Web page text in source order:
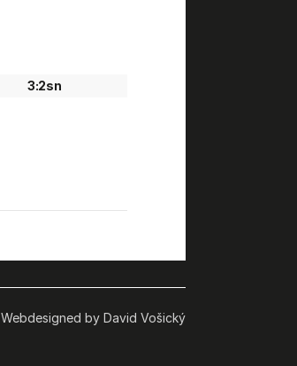
3:2sn
Webdesigned by David Vošický